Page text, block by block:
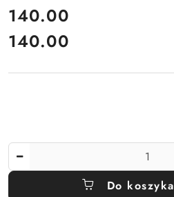
cena:
140.00
Cena:
140.00
Do koszyka